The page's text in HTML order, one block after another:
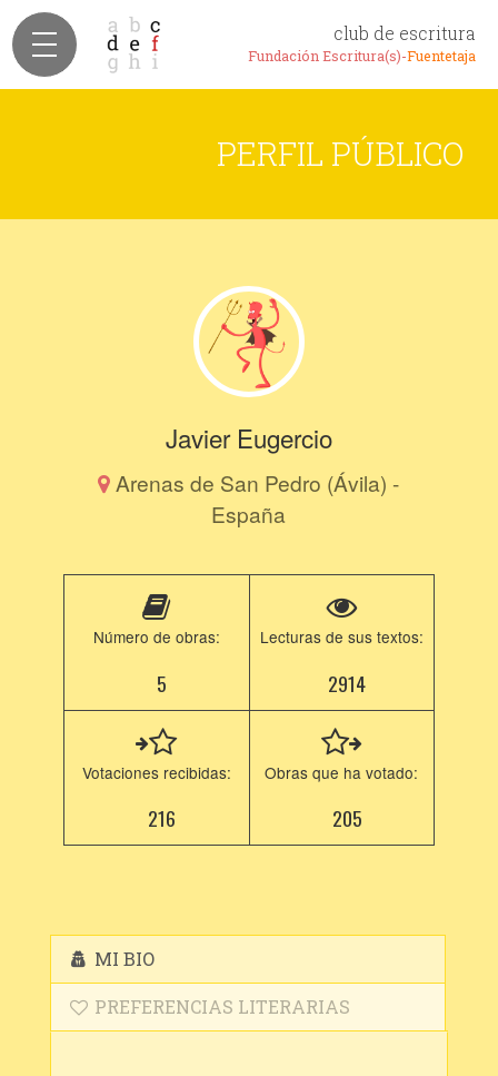
club de escritura
Fundación Escritura(s)-Fuentetaja
PERFIL PÚBLICO
Javier Eugercio
Arenas de San Pedro (Ávila) -
España
Número de obras:
5
Lecturas de sus textos:
2914
Votaciones recibidas:
216
Obras que ha votado:
205
MI BIO
PREFERENCIAS LITERARIAS